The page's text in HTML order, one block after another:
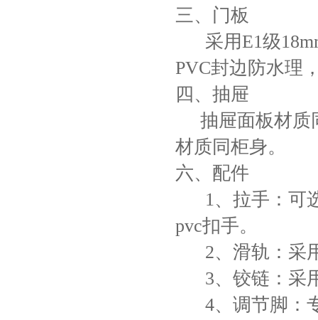
三、门板
采用E1级
PVC封边防水理
四、抽屉
抽屉面板材质
材质同柜身。
六、配件
1、拉手：可选
pvc扣手。
2、滑轨：采
3、铰链：采
4、调节脚：专